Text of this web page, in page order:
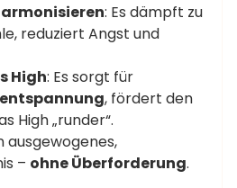
: Es dämpft zu
reduziert Angst und
High: Es sorgt für
, fördert den
High „runder“.
ausgewogenes,
– ohne Überforderung.